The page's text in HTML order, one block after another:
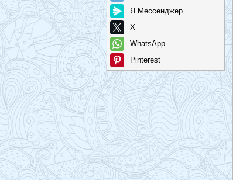
Я.Мессенджер
X
WhatsApp
Pinterest